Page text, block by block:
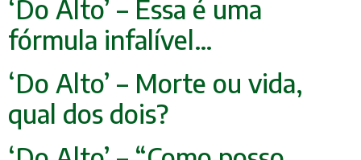
‘Do Alto’ – Essa é uma
fórmula infalível…
‘Do Alto’ – Morte ou vida,
qual dos dois?